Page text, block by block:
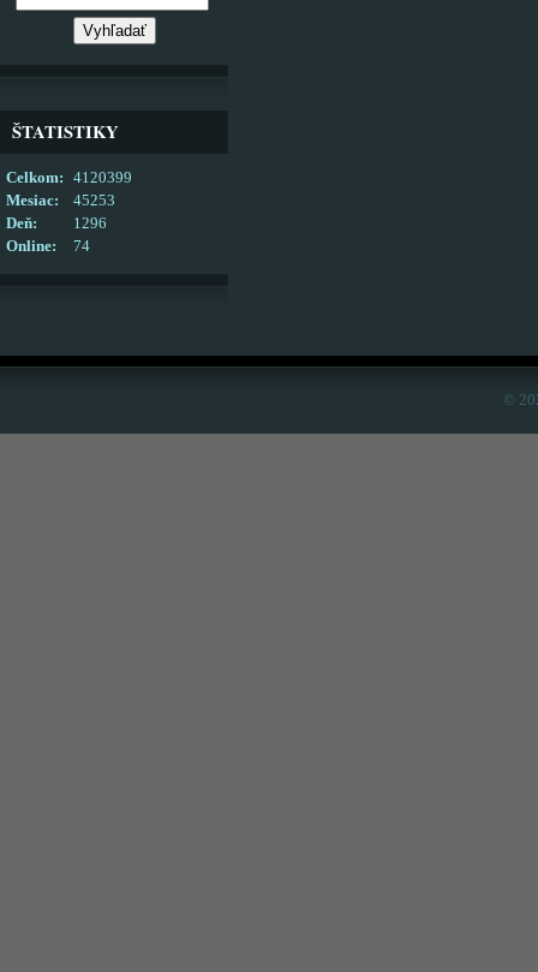
ŠTATISTIKY
Online: 74
Celkom:
4120399
Mesiac:
45253
Deň:
1296
©